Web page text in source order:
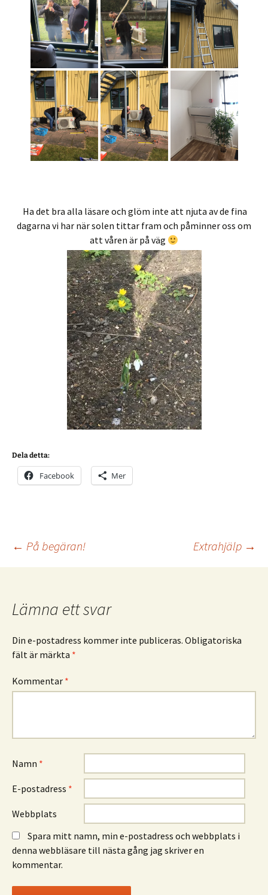
Ha det bra alla läsare och glöm inte att njuta av de fina
dagarna vi har när solen tittar fram och påminner oss om
att våren är på väg
Dela detta:
Facebook Mer
Inläggsnavigering
← På begäran! Extrahjälp →
Lämna ett svar
Din e-postadress kommer inte publiceras. Obligatoriska
fält är märkta *
Kommentar *
Namn *
E-postadress *
Webbplats
Spara mitt namn, min e-postadress och webbplats i
denna webbläsare till nästa gång jag skriver en
kommentar.